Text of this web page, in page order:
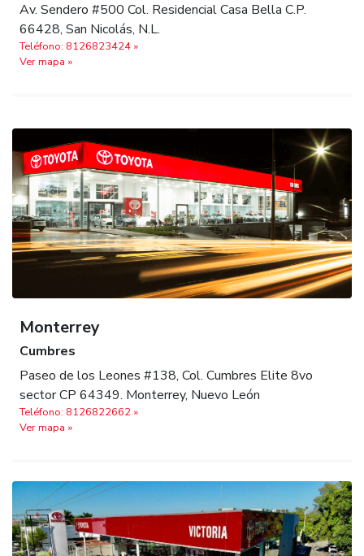
Av. Sendero #500 Col. Residencial Casa Bella C.P.
66428, San Nicolás, N.L.
Teléfono: 8126823424 »
Ver mapa »
Monterrey
Cumbres
Paseo de los Leones #138, Col. Cumbres Elite 8vo
sector CP 64349. Monterrey, Nuevo León
Teléfono: 8126822662‬ »
Ver mapa »